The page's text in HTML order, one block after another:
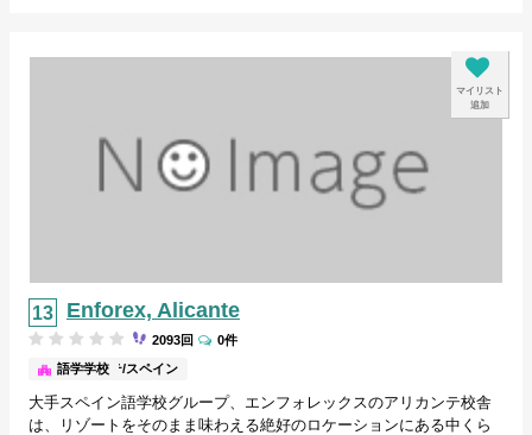
マイリスト
追加
Enforex, Alicante
アリカンテ/スペイン
語学学校
2093回 0件
大手スペイン語学校グループ、エンフォレックスのアリカンテ校舎
は、リゾートをそのまま味わえる絶好のロケーションにある中くら